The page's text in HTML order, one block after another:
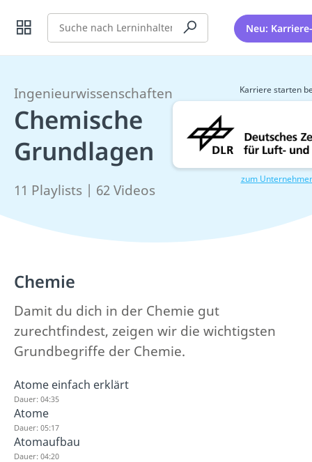
Suche Neu:
Ingenieurwissenschaften
Chemische
Grundlagen
11 Playlists | 62 Videos
Karriere starten
zum
Chemie
Damit du dich in der Chemie gut
zurechtfindest, zeigen wir die wichtigsten
Grundbegriffe der Chemie.
Atome einfach erklärt
Dauer: 04:35
Atome
Dauer: 05:17
Atomaufbau
Dauer: 04:20